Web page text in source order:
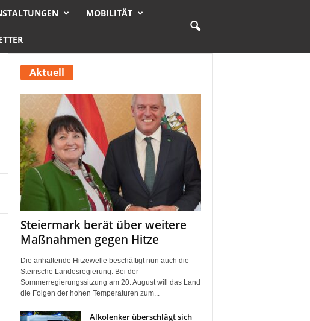
MOBILITÄT
Aktuell
Steiermark berät über weitere
Maßnahmen gegen Hitze
Die anhaltende Hitzewelle beschäftigt nun auch die
Steirische Landesregierung. Bei der
Sommerregierungssitzung am 20. August will das Land
die Folgen der hohen Temperaturen zum...
Alkolenker überschlägt sich